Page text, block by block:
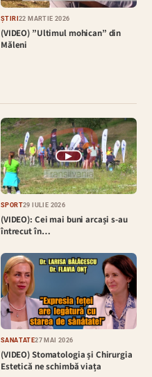
ȘTIRI22 MARTIE 2026
(VIDEO) ”Ultimul mohican” din
Măleni
▶
SPORT29 IULIE 2026
(VIDEO): Cei mai buni arcași s-au
întrecut în…
SĂNĂTATE27 MAI 2026
(VIDEO) Stomatologia și Chirurgia
Estetică ne schimbă viața